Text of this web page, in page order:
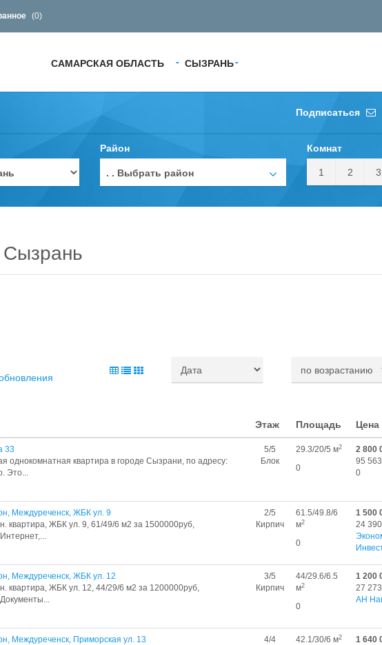
(0)
САМАРСКАЯ ОБЛАСТЬ СЫЗРАНЬ
Подписаться
Район
. . Выбрать район
Комнат
1 2 3
Этаж Площадь Цена
33
однокомнатная квартира в городе Сызрани, по адресу:
Это...
5/5
Блок
29.3/20/5 м2
0
2 800
95
0
Междуреченск, ЖБК ул. 9
квартира, ЖБК ул. 9, 61/49/6 м2 за 1500000руб,
2/5
Кирпич
61.5/49.8/6
м2
0
1 500
24
Междуреченск, ЖБК ул. 12
квартира, ЖБК ул. 12, 44/29/6 м2 за 1200000руб,
3/5
Кирпич
44/29.6/6.5
м2
0
1 200
27
АН
Междуреченск, Приморская ул. 13
4/4
42.1/30/6 м2
1 640